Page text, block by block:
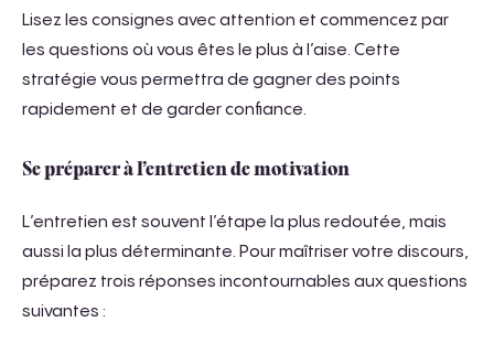
Lisez les consignes avec attention et commencez par
les questions où vous êtes le plus à l’aise. Cette
stratégie vous permettra de gagner des points
rapidement et de garder confiance.
Se préparer à l’entretien de motivation
L’entretien est souvent l’étape la plus redoutée, mais
aussi la plus déterminante. Pour maîtriser votre discours,
préparez trois réponses incontournables aux questions
suivantes :